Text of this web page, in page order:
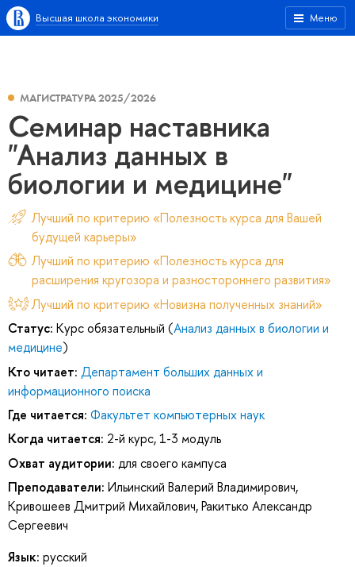
Меню
Высшая школа экономики
МАГИСТРАТУРА 2025/2026
Семинар наставника
"Анализ данных в
биологии и медицине"
Лучший по критерию «Полезность курса для Вашей
будущей карьеры»
Лучший по критерию «Полезность курса для
расширения кругозора и разностороннего развития»
Лучший по критерию «Новизна полученных знаний»
Статус: Курс обязательный (Анализ данных в биологии и
медицине)
Кто читает: Департамент больших данных и
информационного поиска
Где читается: Факультет компьютерных наук
Когда читается: 2-й курс, 1-3 модуль
Охват аудитории: для своего кампуса
Преподаватели: Ильинский Валерий Владимирович,
Кривошеев Дмитрий Михайлович,Ракитько Александр
Сергеевич
Язык: русский